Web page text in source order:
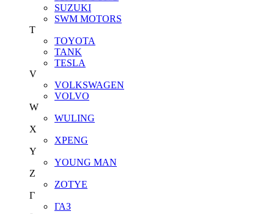
SUZUKI
SWM MOTORS
T
TOYOTA
TANK
TESLA
V
VOLKSWAGEN
VOLVO
W
WULING
X
XPENG
Y
YOUNG MAN
Z
ZOTYE
Г
ГАЗ